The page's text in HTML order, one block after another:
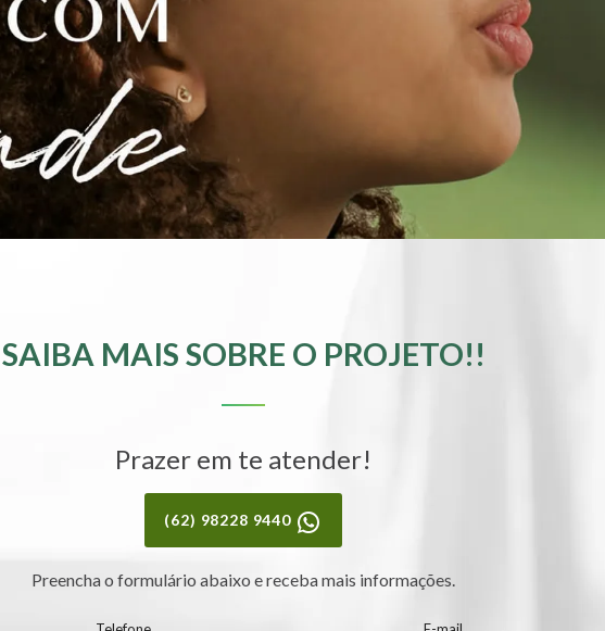
SAIBA MAIS SOBRE O PROJETO!!
Prazer em te atender!
(62) 98228 9440
Preencha o formulário abaixo e receba mais informações.